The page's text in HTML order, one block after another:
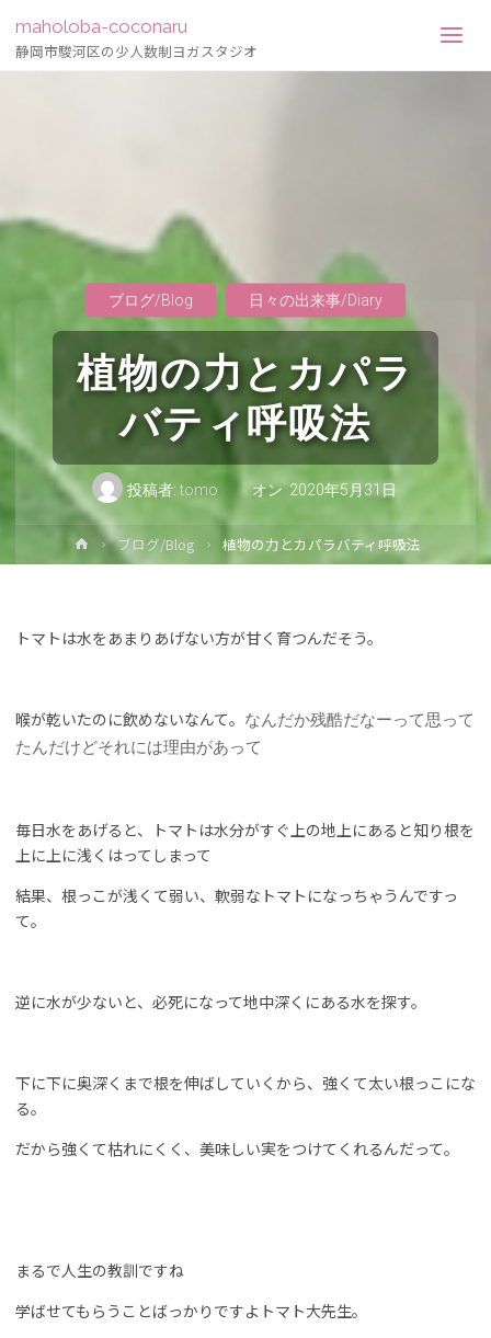
maholoba-coconaru
静岡市駿河区の少人数制ヨガスタジオ
植物の力とカパラ
バティ呼吸法
投稿者: tomo オン 2020年5月31日
ブログ/Blog 日々の出来事/Diary
ホ
ー
ブログ/Blog 植物の力とカパラバティ呼吸法
トマトは水をあまりあげない方が甘く育つんだそう。
喉が乾いたのに飲めないなんて。 なんだか残酷だなーって思って
たんだけどそれには理由があって
毎日水をあげると、トマトは水分がすぐ上の地上にあると知り根を
上に上に浅くはってしまって
結果、根っこが浅くて弱い、軟弱なトマトになっちゃうんですっ
て。
逆に水が少ないと、必死になって地中深くにある水を探す。
下に下に奥深くまで根を伸ばしていくから、強くて太い根っこにな
る。
だから強くて枯れにくく、美味しい実をつけてくれるんだって。
まるで人生の教訓ですね
学ばせてもらうことばっかりですよトマト大先生。